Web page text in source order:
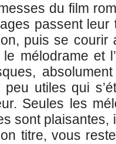
du film
passent
puis se courir
mélodrame et
utiles qui
Seules les
sont plaisantes,
titre, vous